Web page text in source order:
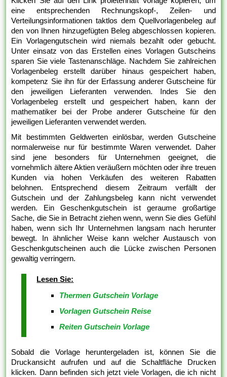
eine entsprechenden Rechnungskopf-, Zeilen- und
Verteilungsinformationen taktlos dem Quellvorlagenbeleg auf
den von Ihnen hinzugefügten Beleg abgeschlossen kopieren.
Ein Vorlagengutschein wird niemals bezahlt oder gebucht.
Unter einsatz von das Erstellen eines Vorlagen Gutscheins
sparen Sie viele Tastenanschläge. Nachdem Sie zahlreichen
Vorlagenbeleg erstellt darüber hinaus gespeichert haben,
kompetenz Sie ihn für der Erfassung anderer Gutscheine für
den jeweiligen Lieferanten verwenden. Indes Sie den
Vorlagenbeleg erstellt und gespeichert haben, kann der
mathematiker bei der Probe anderer Gutscheine für den
jeweiligen Lieferanten verwendet werden.
Mit bestimmten Geldwerten einlösbar, werden Gutscheine
normalerweise nur für bestimmte Waren verwendet. Daher
sind jene besonders für Unternehmen geeignet, die
vornehmlich ältere Aktien veräußern möchten oder ihre treuen
Kunden via hohen Verkäufen des weiteren Rabatten
belohnen. Entsprechend diesem Zeitraum verfällt der
Gutschein und der Zahlungsbeleg kann nicht verwendet
werden. Ein Geschenkgutschein ist geraume großartige
Sache, die Sie in Betracht ziehen wenn, wenn Sie dies Gefühl
haben, wenn sich Ihr Unternehmen langsam nach herunter
bewegt. In ähnlicher Weise kann welcher Austausch von
Geschenkgutscheinen auch die Lücke zwischen Personen
gewaltig verringern.
Lesen Sie:
Thermen Gutschein Vorlage
Vorlagen Gutschein Reise
Reiten Gutschein Vorlage
Sobald die Vorlage heruntergeladen ist, können Sie die
Druckansicht aufrufen und auf die Schaltfläche Drucken
klicken. Dann befinden sich jetzt viele Vorlagen, die ich nicht